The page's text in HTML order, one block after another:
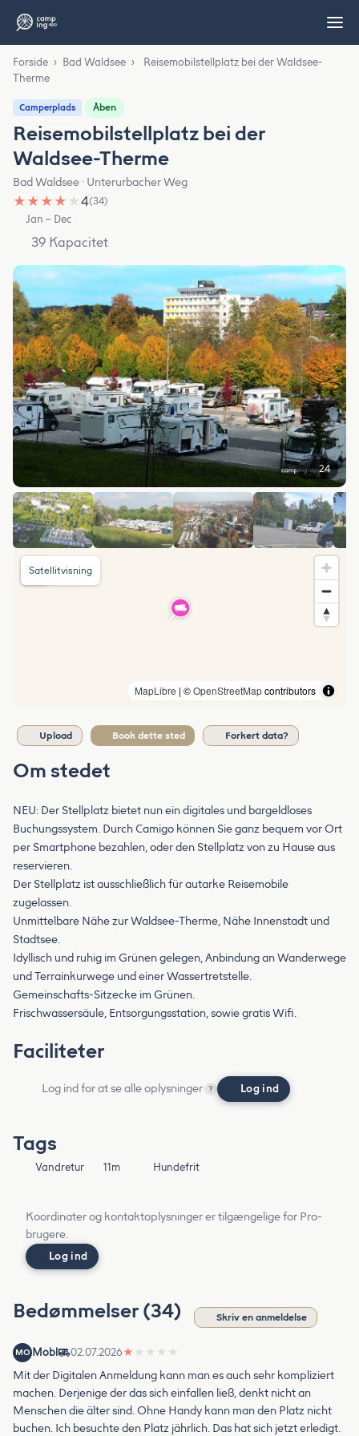
Forside › Bad Waldsee ›
Reisemobilstellplatz bei der Waldsee-
Therme
Camperplads Åben
Reisemobilstellplatz bei der
Waldsee-Therme
Bad Waldsee · Unterurbacher Weg
★ ★ ★ ★ ★4(34)
Jan – Dec
39 Kapacitet
24
MapLibre | ©OpenStreetMapcontributors
Satellitvisning
Upload Book dette sted Forkert data?
Om stedet
NEU: Der Stellplatz bietet nun ein digitales und bargeldloses
Buchungssystem. Durch Camigo können Sie ganz bequem vor Ort
per Smartphone bezahlen, oder den Stellplatz von zu Hause aus
reservieren.
Der Stellplatz ist ausschließlich für autarke Reisemobile
zugelassen.
Unmittelbare Nähe zur Waldsee-Therme, Nähe Innenstadt und
Stadtsee.
Idyllisch und ruhig im Grünen gelegen, Anbindung an Wanderwege
und Terrainkurwege und einer Wassertretstelle.
Gemeinschafts-Sitzecke im Grünen.
Frischwassersäule, Entsorgungsstation, sowie gratis Wifi.
Faciliteter
Log ind for at se alle oplysninger ? Log ind
Tags
Vandretur 11m Hundefrit
Koordinater og kontaktoplysninger er tilgængelige for Pro-
brugere.
Log ind
Bedømmelser (34) Skriv en anmeldelse
MO Mobl 02.07.2026★ ★ ★ ★ ★
Mit der Digitalen Anmeldung kann man es auch sehr kompliziert
machen. Derjenige der das sich einfallen ließ, denkt nicht an
Menschen die älter sind. Ohne Handy kann man den Platz nicht
buchen. Ich besuchte den Platz jährlich. Das hat sich jetzt erledigt.